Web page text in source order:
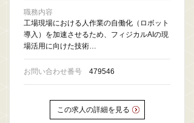
職務内容
工場現場における人作業の自働化（ロボット
導入）を加速させるため、フィジカルAIの現
場活用に向けた技術…
お問い合わせ番号 479546
この求人の詳細を見る